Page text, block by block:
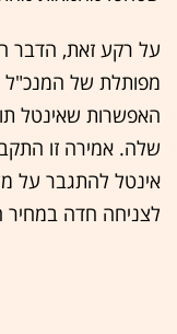
על רקע זאת, הדבר
מפותלת של המנכ"ל
האפשרות שאינטל
שלה. אמירה זו
אינטל להתגבר על
לצניחה חדה במחיר